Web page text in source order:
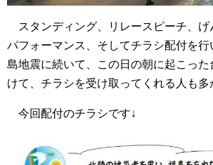
スタンディング、リレースピーチ、げ
パフォーマンス、そしてチラシ配付を
島地震に続いて、この日の朝に起こった
けて、チラシを受け取ってくれる人も多
今回配付のチラシです↓